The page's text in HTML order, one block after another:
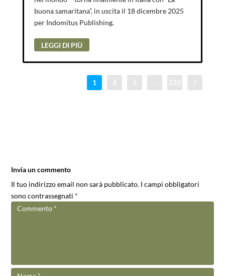
buona samaritana”, in uscita il 18 dicembre 2025
per Indomitus Publishing.
LEGGI DI PIÙ
1 2 3 233
Invia un commento
Il tuo indirizzo email non sarà pubblicato. I campi obbligatori
sono contrassegnati *